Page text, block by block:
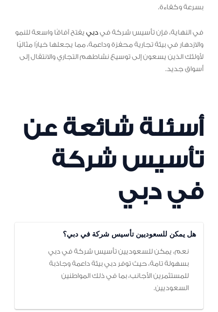
بسرعة وكفاءة.
في النهاية، فإن تأسيس شركة فيدبي يفتح آفاقًا واسعة للنمو
والازدهار في بيئة تجارية محفزة وداعمة، مما يجعلها خيارًا مثاليًا
لأولئك الذين يسعون إلى توسيع نشاطهم التجاري والانتقال إلى
أسواق جديد.
أسئلة شائعة عن
تأسيس شركة
في دبي
هل يمكن للسعوديين تأسيس شركة في دبي؟
نعم، يمكن للسعوديين تأسيس شركة في دبي
بسهولة تامة، حيث توفر دبي بيئة داعمة وجاذبة
للمستثمرين الأجانب، بما في ذلك المواطنين
السعوديين.